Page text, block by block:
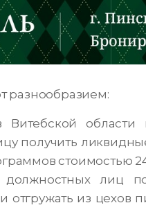
разнообразием:
Витебской
получить
стоимостью
лиц
отгружать из цехов